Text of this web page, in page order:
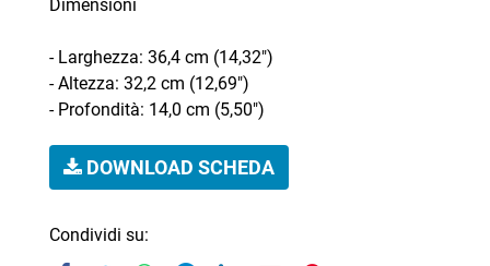
Dimensioni
- Larghezza: 36,4 cm (14,32")
- Altezza: 32,2 cm (12,69")
- Profondità: 14,0 cm (5,50")
DOWNLOAD SCHEDA
Condividi su: